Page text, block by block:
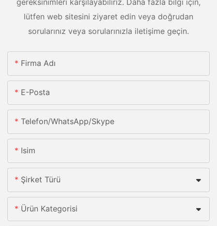
lütfen web sitesini ziyaret edin veya doğrudan
sorularınız veya sorularınızla iletişime geçin.
Firma Adı
E-Posta
Telefon/whatsApp/skype
Isim
Şirket Türü
Ürün Kategorisi